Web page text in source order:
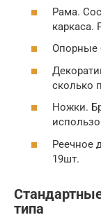
Рама.
каркаса.
Опорные
сколько
Ножки.
Реечное
19шт.
типа